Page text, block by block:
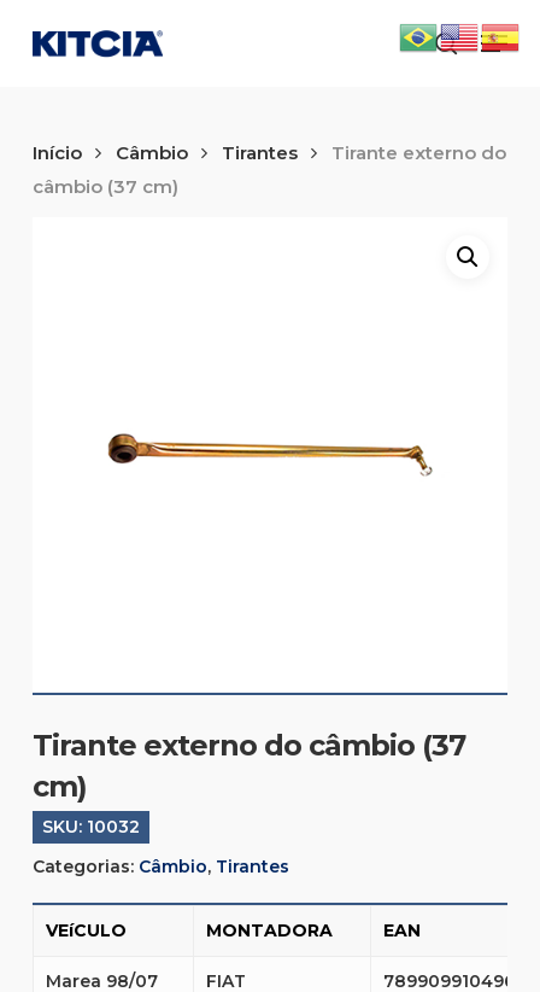
main
search
Início Câmbio Tirantes
Tirante externo do
câmbio (37 cm)
Tirante externo do câmbio (37
cm)
SKU: 10032
Categorias: Câmbio, Tirantes
VEíCULO MONTADORA EAN
Marea 98/07 FIAT 7899099104965